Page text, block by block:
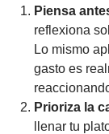
Piensa
reflexiona
Lo mismo
gasto es
Prioriza la
llenar tu